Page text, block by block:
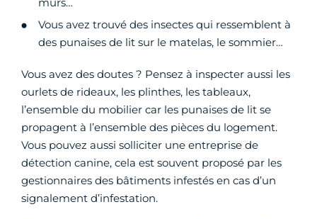
murs…
Vous avez trouvé des insectes qui ressemblent à
des punaises de lit sur le matelas, le sommier…
Vous avez des doutes ? Pensez à inspecter aussi les
ourlets de rideaux, les plinthes, les tableaux,
l’ensemble du mobilier car les punaises de lit se
propagent à l’ensemble des pièces du logement.
Vous pouvez aussi solliciter une entreprise de
détection canine, cela est souvent proposé par les
gestionnaires des bâtiments infestés en cas d’un
signalement d’infestation.